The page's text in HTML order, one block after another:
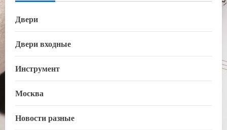
Двери
Двери входные
Инструмент
Москва
Новости разные